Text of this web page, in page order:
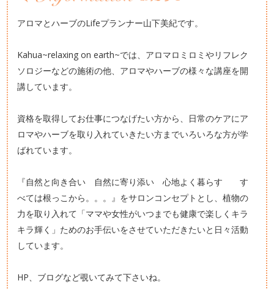
アロマとハーブのLifeプランナー山下美紀です。
Kahua~relaxing on earth~では、アロマロミロミやリフレク
ソロジーなどの施術の他、アロマやハーブの様々な講座を開
講しています。
資格を取得してお仕事につなげたい方から、日常のケアにア
ロマやハーブを取り入れていきたい方までいろいろな方が学
ばれています。
『自然と向き合い 自然に寄り添い 心地よく暮らす す
べては根っこから。。。』をサロンコンセプトとし、植物の
力を取り入れて「ママや女性がいつまでも健康で楽しくキラ
キラ輝く」ためのお手伝いをさせていただきたいと日々活動
しています。
HP、ブログなど覗いてみて下さいね。